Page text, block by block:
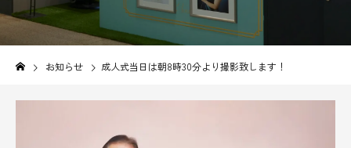
お知らせ 成人式当日は朝8時30分より撮影致します！